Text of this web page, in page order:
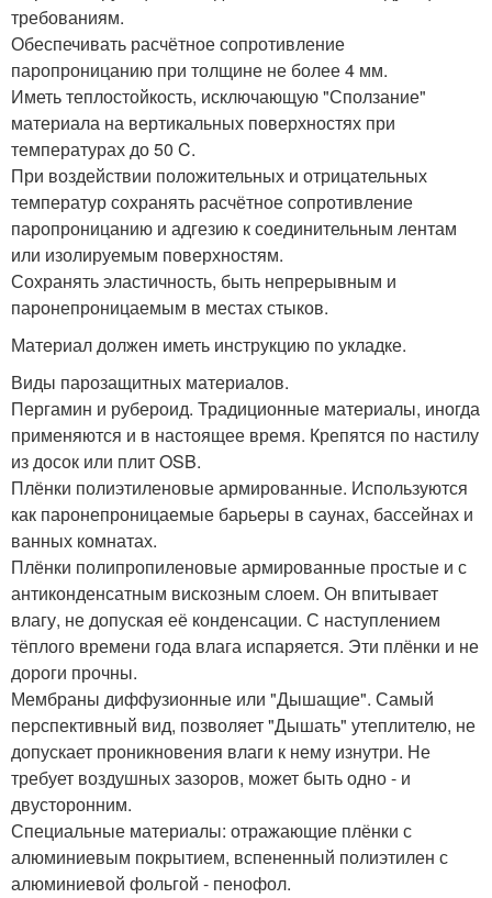
требованиям.
Обеспечивать расчётное сопротивление
паропроницанию при толщине не более 4 мм.
Иметь теплостойкость, исключающую "Сползание"
материала на вертикальных поверхностях при
температурах до 50 C.
При воздействии положительных и отрицательных
температур сохранять расчётное сопротивление
паропроницанию и адгезию к соединительным лентам
или изолируемым поверхностям.
Сохранять эластичность, быть непрерывным и
паронепроницаемым в местах стыков.
Материал должен иметь инструкцию по укладке.
Виды парозащитных материалов.
Пергамин и рубероид. Традиционные материалы, иногда
применяются и в настоящее время. Крепятся по настилу
из досок или плит OSB.
Плёнки полиэтиленовые армированные. Используются
как паронепроницаемые барьеры в саунах, бассейнах и
ванных комнатах.
Плёнки полипропиленовые армированные простые и с
антиконденсатным вискозным слоем. Он впитывает
влагу, не допуская её конденсации. С наступлением
тёплого времени года влага испаряется. Эти плёнки и не
дороги прочны.
Мембраны диффузионные или "Дышащие". Самый
перспективный вид, позволяет "Дышать" утеплителю, не
допускает проникновения влаги к нему изнутри. Не
требует воздушных зазоров, может быть одно - и
двусторонним.
Специальные материалы: отражающие плёнки с
алюминиевым покрытием, вспененный полиэтилен с
алюминиевой фольгой - пенофол.